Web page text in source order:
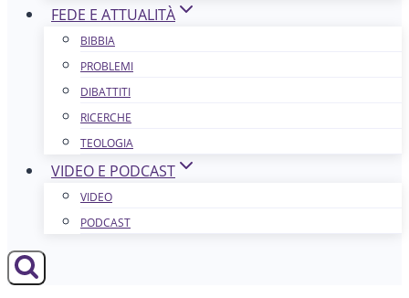
FEDE E ATTUALITÀ
BIBBIA
PROBLEMI
DIBATTITI
RICERCHE
TEOLOGIA
VIDEO E PODCAST
VIDEO
PODCAST